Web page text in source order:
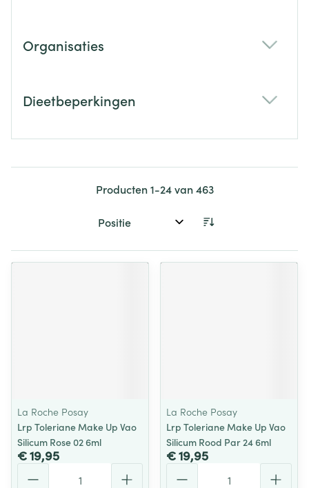
Organisaties
Dieetbeperkingen
Producten1-24van463
Sorteer op:
La Roche Posay
Lrp Toleriane Make Up Vao
Silicum Rose 02 6ml
€ 19,95
La Roche Posay
Lrp Toleriane Make Up Vao
Silicum Rood Par 24 6ml
€ 19,95